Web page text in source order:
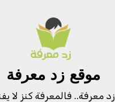
موقع زد معرفة
زد معرفة.. فالمعرفة كنز لا